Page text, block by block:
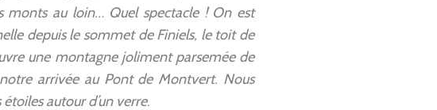
monts au loin… Quel spectacle ! On est
depuis le sommet de Finiels, le toit de
une montagne joliment parsemée de
arrivée au Pont de Montvert. Nous
autour d’un verre.